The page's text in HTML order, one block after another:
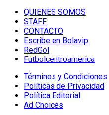
QUIENES SOMOS
STAFF
CONTACTO
Escribe en Bolavip
RedGol
Futbolcentroamerica
Términos y Condiciones
Políticas de Privacidad
Política Editorial
Ad Choices